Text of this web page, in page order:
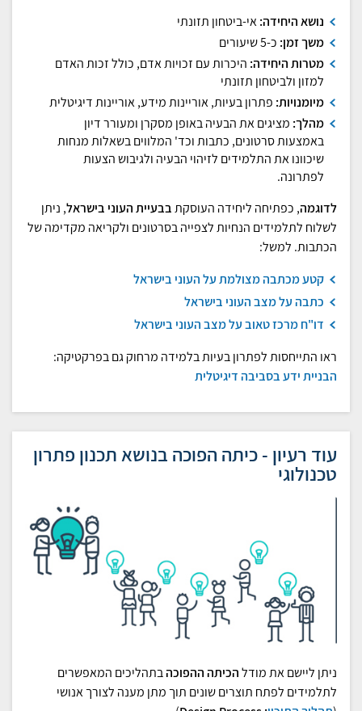
נושא היחידה:אי-ביטחון תזונתי
משך זמן: כ-5 שיעורים
מטרות היחידה: היכרות עם זכויות אדם, כולל זכות האדם
למזון ולביטחון תזונתי
מיומנויות: פתרון בעיות, אוריינות מידע, אוריינות דיגיטלית
מהלך: מציגים את הבעיה באופן מסקרן ומעורר דיון
באמצעות סרטונים, כתבות וכד' המלווים בשאלות מנחות
שיכוונו את התלמידים לזיהוי הבעיה ולגיבוש הצעות
לפתרונה.
לדוגמה, כפתיחה ליחידה העוסקתבבעיית העוני בישראל, ניתן
לשלוח לתלמידים הנחיות לצפייה בסרטונים ולקריאה מקדימה של
הכתבות. למשל:
קטע מכתבה מצולמת על העוני בישראל
כתבה על מצב העוני בישראל
דו"ח מרכז טאוב על מצב העוני בישראל
ראו התייחסות לפתרון בעיות בלמידה מרחוק גם בפרקטיקה:
הבניית ידע בסביבה דיגיטלית
עוד רעיון - כיתה הפוכה בנושא תכנון פתרון
טכנולוגי
ניתן ליישם את מודלהכיתה ההפוכהבתהליכים המאפשרים
לתלמידים לפתח תוצרים שונים תוך מתן מענה לצורך אנושי